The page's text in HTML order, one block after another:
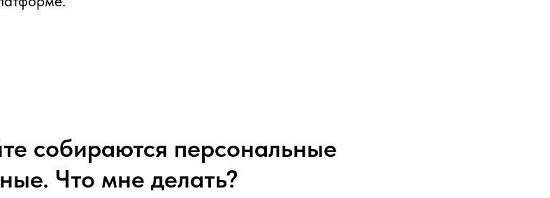
собираются персональные
Что мне делать?